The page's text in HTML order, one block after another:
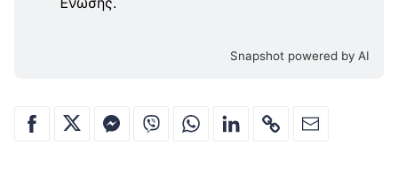
Snapshot powered by AI